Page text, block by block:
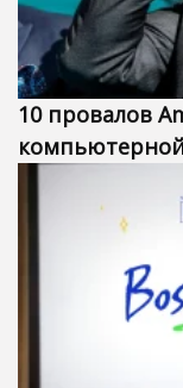
10 провалов